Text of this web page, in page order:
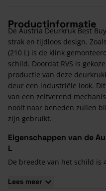
Productinformatie
De Austria Deurkruk Best
strak en tijdloos design.
(210 L) is de klink
schild. Doordat RVS is
productie van deze
deur een industriële look. Dit
van een zelfverend
nooit naar beneden zullen
zijn gebruikt.
Eigenschappen van de
L
De breedte van het schild is
De dikte van het schild is 10
Lees meer